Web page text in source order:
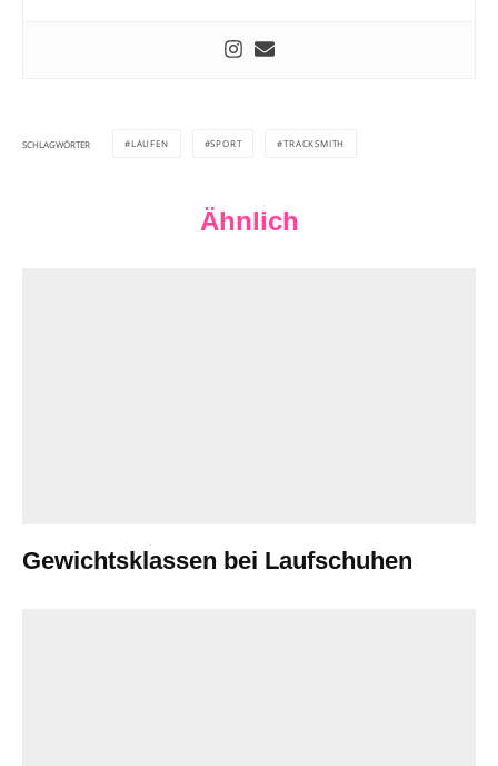
SCHLAGWÖRTER LAUFEN SPORT TRACKSMITH
Ähnlich
Gewichtsklassen bei Laufschuhen